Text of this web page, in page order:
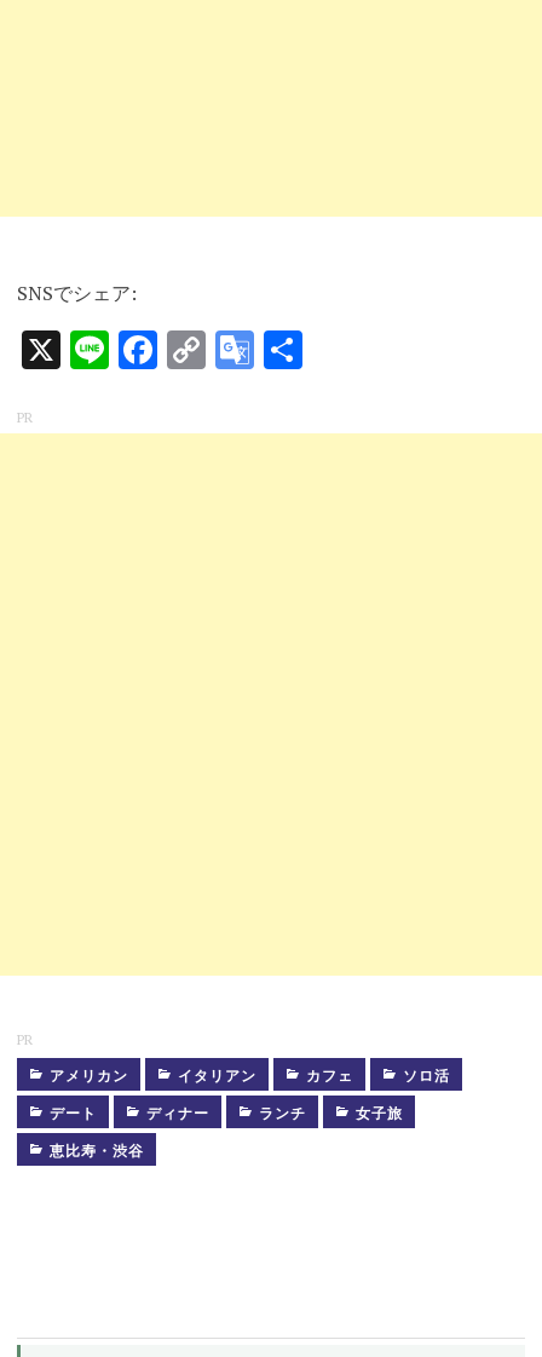
SNSでシェア:
X LineFacebook
CopyGoogle
共
PR
PR
アメリカン イタリアン カフェ
ソロ活
デート
ディナー ランチ
女子旅
恵比寿・渋谷
ATELIER
LALA
アト